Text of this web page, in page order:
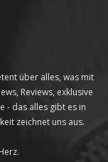
über alles, was mit
Reviews, exklusive
- das alles gibt es in
zeichnet uns aus.